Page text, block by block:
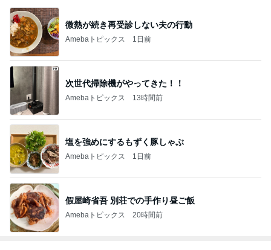
微熱が続き再受診しない夫の行動
Amebaトピックス 1日前
次世代掃除機がやってきた！！
Amebaトピックス 13時間前
塩を強めにするもずく豚しゃぶ
Amebaトピックス 1日前
假屋崎省吾 別荘での手作り昼ご飯
Amebaトピックス 20時間前